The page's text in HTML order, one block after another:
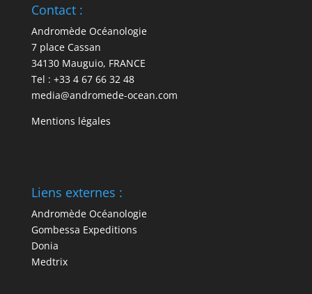
Contact :
Andromède Océanologie
7 place Cassan
34130 Mauguio, FRANCE
Tel : +33 4 67 66 32 48
media@andromede-ocean.com
Mentions légales
Liens externes :
Andromède Océanologie
Gombessa Expeditions
Donia
Medtrix